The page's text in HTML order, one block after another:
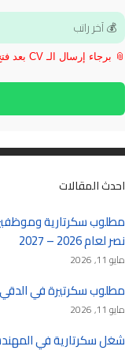
📎 برجاء إرسال الـ CV بعد فتح الواتساب
احدث المقالات
مطلوب سكرتارية
نصر لعام 2026 – 2027
مايو 11, 2026
مطلوب سكرتيرة في الدقي لعام
مايو 11, 2026